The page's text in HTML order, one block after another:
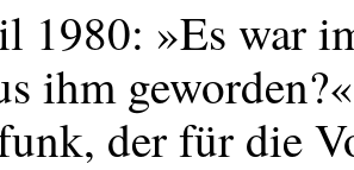
1980: »Es war
ihm
der für die